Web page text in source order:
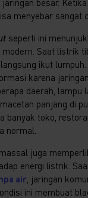
menyebar sangat
seperti ini
modern. Saat listrik
ikut
karena
daerah,
panjang di
banyak toko,
normal.
juga
energi listrik.
air , jaringan
ini membuat